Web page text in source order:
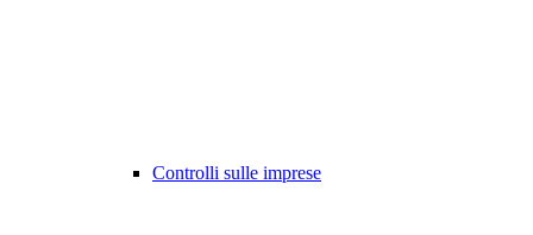
Controlli sulle imprese